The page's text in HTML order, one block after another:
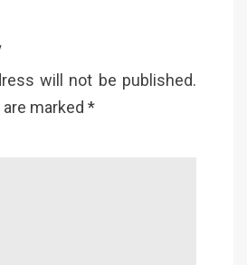
will not be published.
marked *